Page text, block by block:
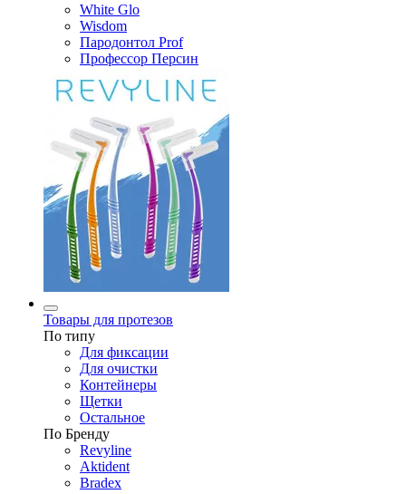
White Glo
Wisdom
Пародонтол Prof
Профессор Персин
Товары для протезов
По типу
Для фиксации
Для очистки
Контейнеры
Щетки
Остальное
По Бренду
Revyline
Aktident
Bradex